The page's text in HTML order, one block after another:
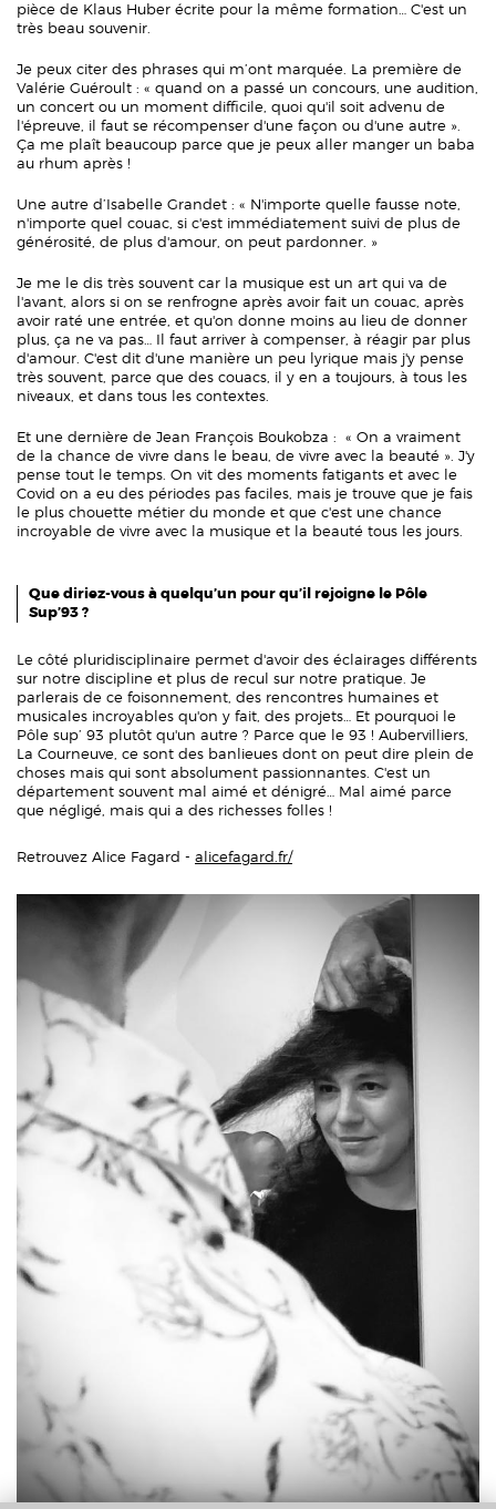
pièce de Klaus Huber écrite pour la même formation… C'est un
très beau souvenir.
Je peux citer des phrases qui m’ont marquée. La première de
Valérie Guéroult : « quand on a passé un concours, une audition,
un concert ou un moment difficile, quoi qu'il soit advenu de
l'épreuve, il faut se récompenser d'une façon ou d'une autre ».
Ça me plaît beaucoup parce que je peux aller manger un baba
au rhum après !
Une autre d’Isabelle Grandet : « N'importe quelle fausse note,
n'importe quel couac, si c'est immédiatement suivi de plus de
générosité, de plus d'amour, on peut pardonner. »
Je me le dis très souvent car la musique est un art qui va de
l'avant, alors si on se renfrogne après avoir fait un couac, après
avoir raté une entrée, et qu'on donne moins au lieu de donner
plus, ça ne va pas… Il faut arriver à compenser, à réagir par plus
d'amour. C'est dit d'une manière un peu lyrique mais j'y pense
très souvent, parce que des couacs, il y en a toujours, à tous les
niveaux, et dans tous les contextes.
Et une dernière de Jean François Boukobza : « On a vraiment
de la chance de vivre dans le beau, de vivre avec la beauté ». J'y
pense tout le temps. On vit des moments fatigants et avec le
Covid on a eu des périodes pas faciles, mais je trouve que je fais
le plus chouette métier du monde et que c'est une chance
incroyable de vivre avec la musique et la beauté tous les jours.
Que diriez-vous à quelqu’un pour qu’il rejoigne le Pôle
Sup’93 ?
Le côté pluridisciplinaire permet d'avoir des éclairages différents
sur notre discipline et plus de recul sur notre pratique. Je
parlerais de ce foisonnement, des rencontres humaines et
musicales incroyables qu'on y fait, des projets… Et pourquoi le
Pôle sup’ 93 plutôt qu'un autre ? Parce que le 93 ! Aubervilliers,
La Courneuve, ce sont des banlieues dont on peut dire plein de
choses mais qui sont absolument passionnantes. C'est un
département souvent mal aimé et dénigré… Mal aimé parce
que négligé, mais qui a des richesses folles !
Retrouvez Alice Fagard - alicefagard.fr/